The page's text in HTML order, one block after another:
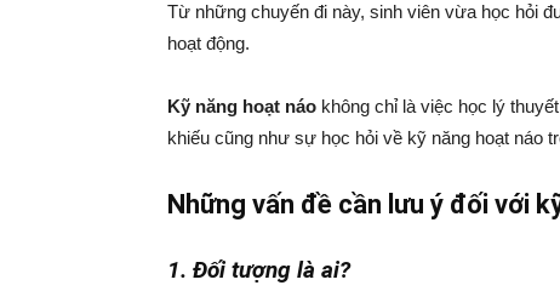
Từ những chuyến đi này, sinh viên vừa học hỏi
hoạt động.
Kỹ năng hoạt náo không chỉ là việc học lý
khiếu cũng như sự học hỏi về kỹ năng hoạt náo
Những vấn đề cần lưu ý đối với
1. Đối tượng là ai?